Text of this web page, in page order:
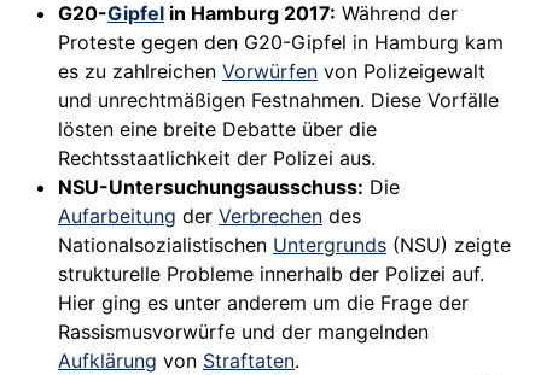
G20-Gipfel in Hamburg 2017: Während der
Proteste gegen den G20-Gipfel in Hamburg kam
es zu zahlreichen Vorwürfen von Polizeigewalt
und unrechtmäßigen Festnahmen. Diese Vorfälle
lösten eine breite Debatte über die
Rechtsstaatlichkeit der Polizei aus.
NSU-Untersuchungsausschuss: Die
Aufarbeitung der Verbrechen des
Nationalsozialistischen Untergrunds (NSU) zeigte
strukturelle Probleme innerhalb der Polizei auf.
Hier ging es unter anderem um die Frage der
Rassismusvorwürfe und der mangelnden
Aufklärung von Straftaten.